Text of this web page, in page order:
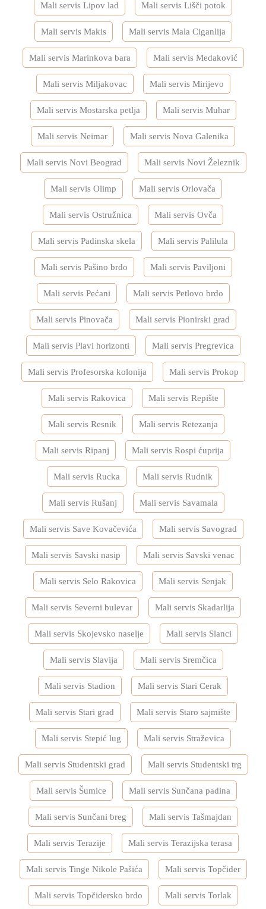
Mali servis Lipov lad Mali servis Lišči potok
Mali servis Makis Mali servis Mala Ciganlija
Mali servis Marinkova bara Mali servis Medaković
Mali servis Miljakovac Mali servis Mirijevo
Mali servis Mostarska petlja Mali servis Muhar
Mali servis Neimar Mali servis Nova Galenika
Mali servis Novi Beograd Mali servis Novi Železnik
Mali servis Olimp Mali servis Orlovača
Mali servis Ostružnica Mali servis Ovča
Mali servis Padinska skela Mali servis Palilula
Mali servis Pašino brdo Mali servis Paviljoni
Mali servis Pećani Mali servis Petlovo brdo
Mali servis Pinovača Mali servis Pionirski grad
Mali servis Plavi horizonti Mali servis Pregrevica
Mali servis Profesorska kolonija Mali servis Prokop
Mali servis Rakovica Mali servis Repište
Mali servis Resnik Mali servis Retezanja
Mali servis Ripanj Mali servis Rospi ćuprija
Mali servis Rucka Mali servis Rudnik
Mali servis Rušanj Mali servis Savamala
Mali servis Save Kovačevića Mali servis Savograd
Mali servis Savski nasip Mali servis Savski venac
Mali servis Selo Rakovica Mali servis Senjak
Mali servis Severni bulevar Mali servis Skadarlija
Mali servis Skojevsko naselje Mali servis Slanci
Mali servis Slavija Mali servis Sremčica
Mali servis Stadion Mali servis Stari Cerak
Mali servis Stari grad Mali servis Staro sajmište
Mali servis Stepić lug Mali servis Straževica
Mali servis Studentski grad Mali servis Studentski trg
Mali servis Šumice Mali servis Sunčana padina
Mali servis Sunčani breg Mali servis Tašmajdan
Mali servis Terazije Mali servis Terazijska terasa
Mali servis Tinge Nikole Pašića Mali servis Topčider
Mali servis Topčidersko brdo Mali servis Torlak